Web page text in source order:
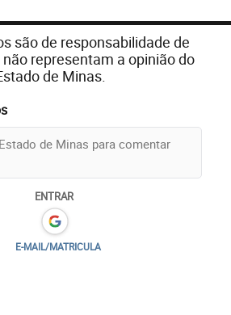
são de responsabilidade de
representam a opinião do
de Minas.
ENTRAR
E-MAIL/MATRICULA